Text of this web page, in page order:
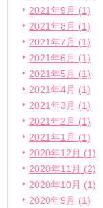
2021年9月 (1)
2021年8月 (1)
2021年7月 (1)
2021年6月 (1)
2021年5月 (1)
2021年4月 (1)
2021年3月 (1)
2021年2月 (1)
2021年1月 (1)
2020年12月 (1)
2020年11月 (2)
2020年10月 (1)
2020年9月 (1)